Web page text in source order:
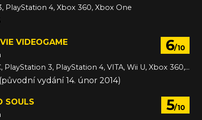
PlayStation 4, Xbox 360, Xbox One
6/10
VIDEOGAME
3DS, Android, PC, PlayStation 3, PlayStation 4, VITA, Wii U, Xbox 360, Xbox One, iOS
vydání 14. únor 2014)
5/10
SOULS